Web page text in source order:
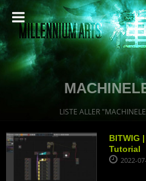
LISTE ALLER
BITWIG
Tutorial
2022-